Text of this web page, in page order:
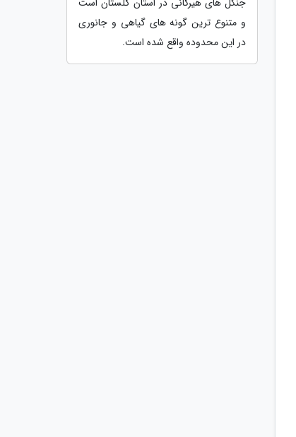
و متنوع ترین گونه های گیاهی و جانوری
در این محدوده واقع شده است.